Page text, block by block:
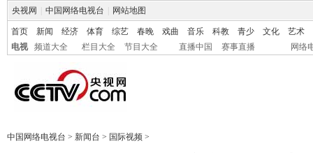
央视网 中国网络电视台 网站地图
首页 新闻 经济 体育 综艺 春晚 戏曲 音乐 科教 青少 文化
艺术
电视
频道大全 栏目大全 节目大全 直播中国 赛事直播 网络
中国网络电视台 > 新闻台 > 国际视频 >